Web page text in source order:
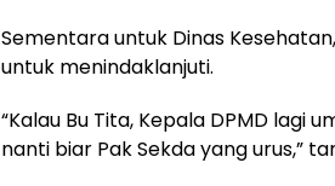
Sementara untuk Dinas
untuk menindaklanjuti.
“Kalau Bu Tita, Kepala DPMD lagi
nanti biar Pak Sekda yang urus,”